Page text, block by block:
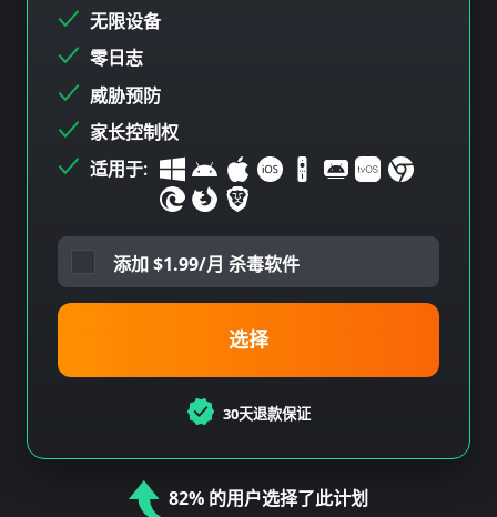
无限设备
零日志
威胁预防
家长控制权
适用于:
添加$1.99/月 杀毒软件
选择
30天退款保证
82% 的用户选择了此计划